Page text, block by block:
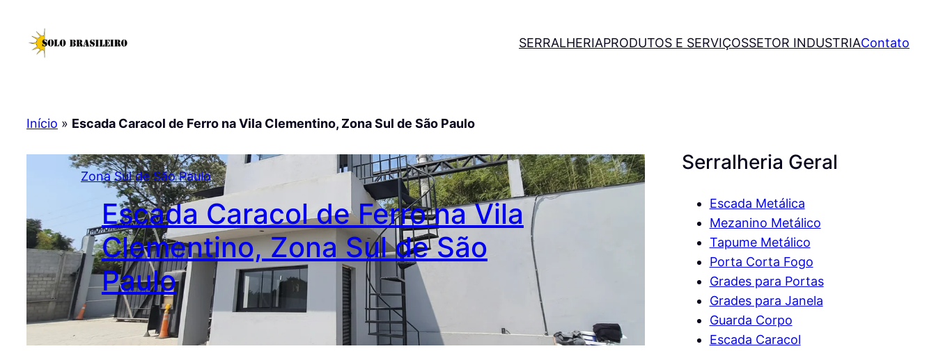
SERRALHERIAPRODUTOS E SERVIÇOSSETOR INDUSTRIAContato
Início » Escada Caracol de Ferro na Vila Clementino, Zona Sul de São Paulo
Zona Sul de São Paulo
Escada Caracol de Ferro na Vila
Clementino, Zona Sul de São
Paulo
Serralheria Geral
Escada Metálica
Mezanino Metálico
Tapume Metálico
Porta Corta Fogo
Grades para Portas
Grades para Janela
Guarda Corpo
Escada Caracol